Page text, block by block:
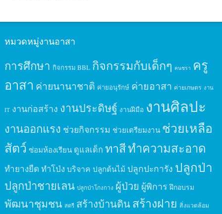
หมวดหมู่งานอาสา
การศึกษา กิจกรรม BBL กิจกรรมกับเด็กๆ คนชรา ครู
อาสา ค่ายนานาชาติ ค่ายอนุรักษ์ ค่ายอาสา ค่ายเกษตร งาน
IT งานก่อสร้าง งานประดิษฐ์ งานฝีมือ งานศิลปะ
งานออกแรง ช่วยกิจกรรม ช่วยเตรียมงาน ช่วยเหลือ
สัตว์ ซ่อมห้องเรียน ดูแลเด็ก ทาสีทำความสะอาด
ทำยางยืด ทำโป่ง บริจาค ปลูกต้นไม้ ปลูกปะการัง ปลูกป่า
ปลูกป่าชายเลน ปลูกป่าโกงกาง ผู้ป่วย ผู้พิการ ฝึกอบรม
พัฒนาชุมชน สตรี สร้างบ้านดินสร้างฝาย สิ่งแวดล้อม